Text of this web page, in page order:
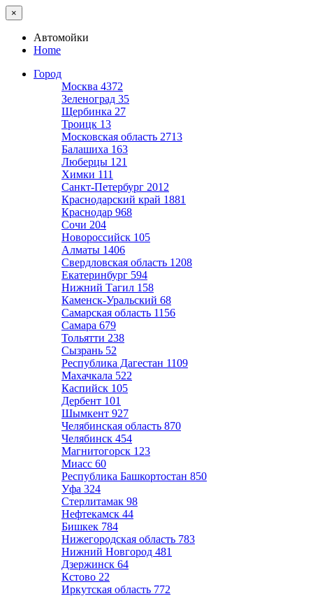
×
Автомойки
Home
Город
Москва 4372
Зеленоград 35
Щербинка 27
Троицк 13
Московская область 2713
Балашиха 163
Люберцы 121
Химки 111
Санкт-Петербург 2012
Краснодарский край 1881
Краснодар 968
Сочи 204
Новороссийск 105
Алматы 1406
Свердловская область 1208
Екатеринбург 594
Нижний Тагил 158
Каменск-Уральский 68
Самарская область 1156
Самара 679
Тольятти 238
Сызрань 52
Республика Дагестан 1109
Махачкала 522
Каспийск 105
Дербент 101
Шымкент 927
Челябинская область 870
Челябинск 454
Магнитогорск 123
Миасс 60
Республика Башкортостан 850
Уфа 324
Стерлитамак 98
Нефтекамск 44
Бишкек 784
Нижегородская область 783
Нижний Новгород 481
Дзержинск 64
Кстово 22
Иркутская область 772